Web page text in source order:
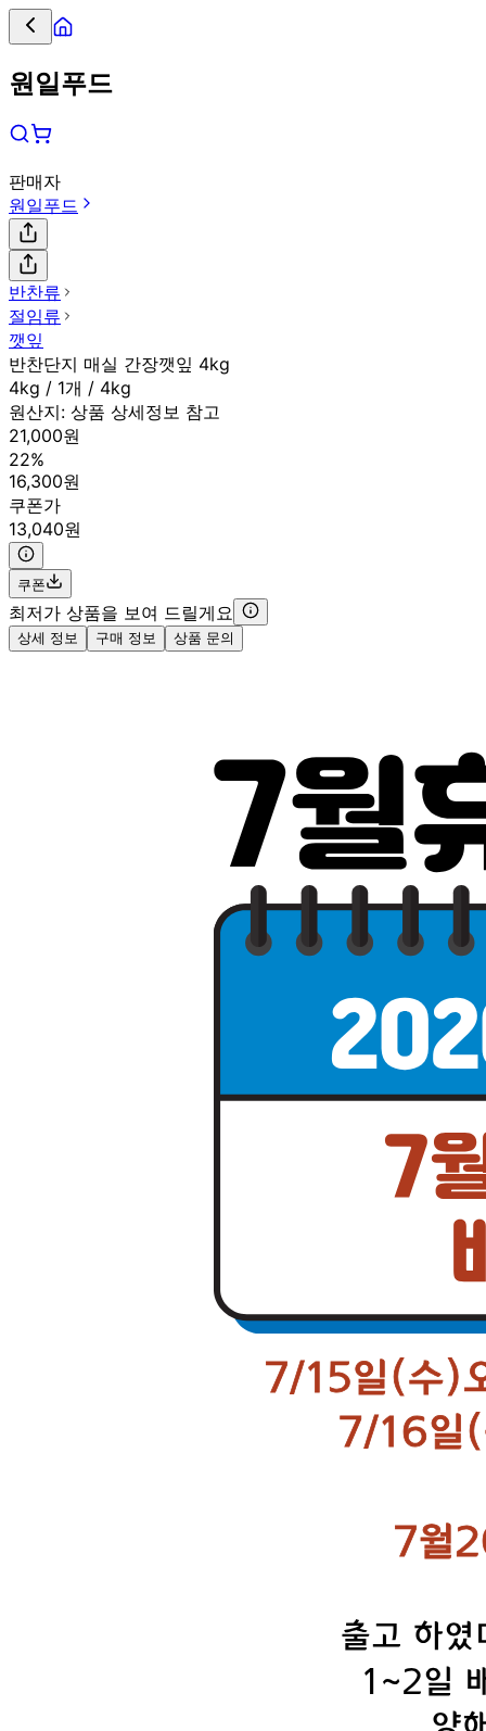
원일푸드
판매자
원일푸드
반찬류
절임류
깻잎
반찬단지 매실 간장깻잎 4kg
4kg / 1개 / 4kg
원산지: 상품 상세정보 참고
21,000원
22%
16,300원
쿠폰가
13,040원
쿠폰
최저가 상품을 보여 드릴게요
상세 정보 구매 정보 상품 문의